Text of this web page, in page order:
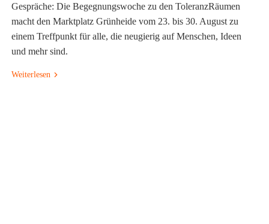
Gespräche: Die Begegnungswoche zu den ToleranzRäumen
macht den Marktplatz Grünheide vom 23. bis 30. August zu
einem Treffpunkt für alle, die neugierig auf Menschen, Ideen
und mehr sind.
Weiterlesen